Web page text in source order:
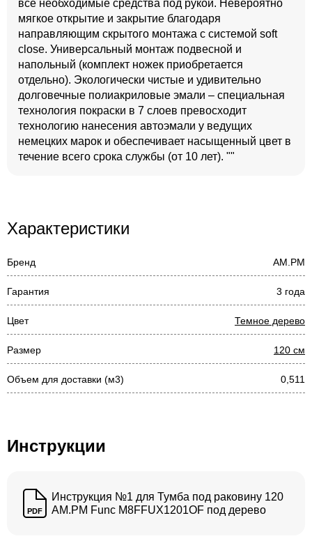
все необходимые средства под рукой. Невероятно
мягкое открытие и закрытие благодаря
направляющим скрытого монтажа с системой soft
close. Универсальный монтаж подвесной и
напольный (комплект ножек приобретается
отдельно). Экологически чистые и удивительно
долговечные полиакриловые эмали – специальная
технология покраски в 7 слоев превосходит
технологию нанесения автоэмали у ведущих
немецких марок и обеспечивает насыщенный цвет в
течение всего срока службы (от 10 лет). ""
Характеристики
Бренд AM.PM
Гарантия 3 года
Цвет Темное дерево
Размер 120 см
Объем для доставки (м3) 0,511
Инструкции
PDF
Инструкция №1 для Тумба под раковину 120
AM.PM Func M8FFUX1201OF под дерево